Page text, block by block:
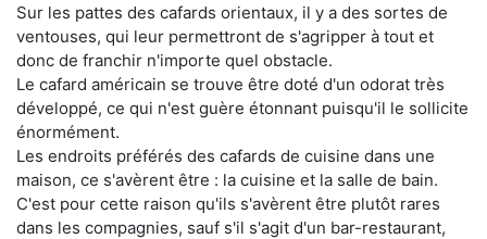
Sur les pattes des cafards orientaux, il y a des sortes de
ventouses, qui leur permettront de s'agripper à tout et
donc de franchir n'importe quel obstacle.
Le cafard américain se trouve être doté d'un odorat très
développé, ce qui n'est guère étonnant puisqu'il le sollicite
énormément.
Les endroits préférés des cafards de cuisine dans une
maison, ce s'avèrent être : la cuisine et la salle de bain.
C'est pour cette raison qu'ils s'avèrent être plutôt rares
dans les compagnies, sauf s'il s'agit d'un bar-restaurant,